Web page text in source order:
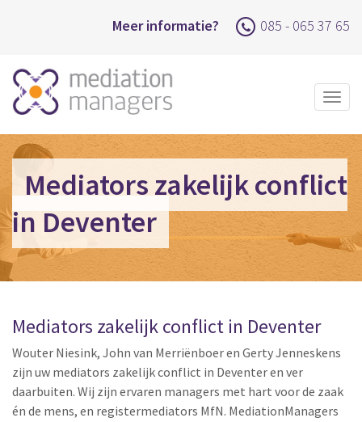
Meer informatie? 085 - 065 37 65
Mediators zakelijk conflict
in Deventer
Mediators zakelijk conflict in Deventer
Wouter Niesink, John van Merriënboer en Gerty Jenneskens
zijn uw mediators zakelijk conflict in Deventer en ver
daarbuiten. Wij zijn ervaren managers met hart voor de zaak
én de mens, en registermediators MfN. MediationManagers